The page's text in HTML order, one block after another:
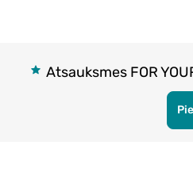
Atsauksmes FOR